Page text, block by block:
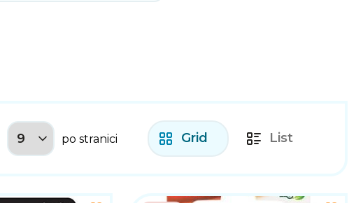
po stranici Grid List